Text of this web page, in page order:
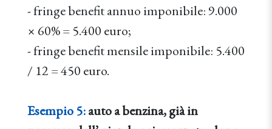
- fringe benefit annuo imponibile: 9.000
× 60% = 5.400 euro;
- fringe benefit mensile imponibile: 5.400
/ 12 = 450 euro.
Esempio 5:auto a benzina, già in